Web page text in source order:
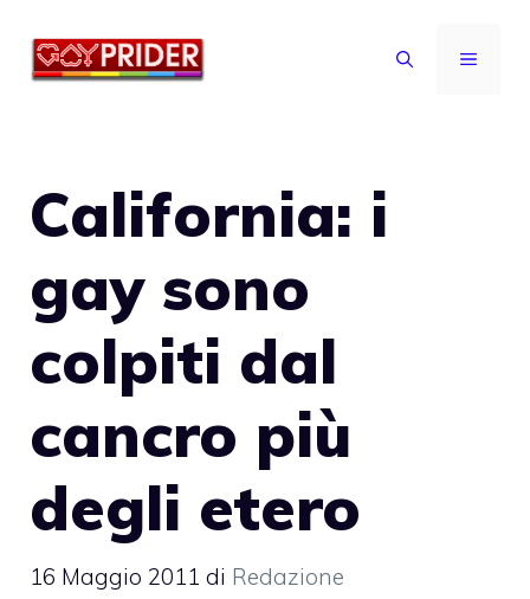
MENU
California: i
gay sono
colpiti dal
cancro più
degli etero
16 Maggio 2011 di Redazione